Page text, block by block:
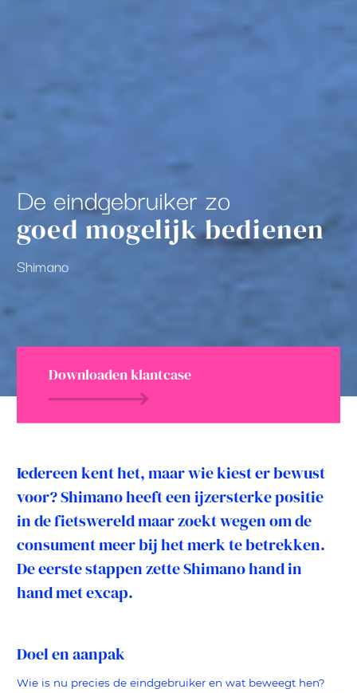
De eindgebruiker zo
goed mogelijk bedienen
Shimano
Downloaden klantcase
Iedereen kent het, maar wie kiest er bewust
voor? Shimano heeft een ijzersterke positie
in de fietswereld maar zoekt wegen om de
consument meer bij het merk te betrekken.
De eerste stappen zette Shimano hand in
hand met excap.
Doel en aanpak
Wie is nu precies de eindgebruiker en wat beweegt hen?